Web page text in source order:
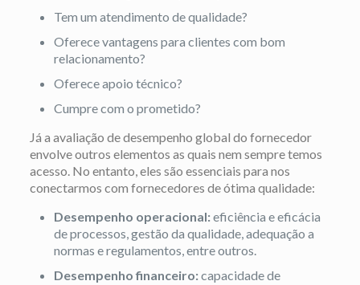
Tem um atendimento de qualidade?
Oferece vantagens para clientes com bom
relacionamento?
Oferece apoio técnico?
Cumpre com o prometido?
Já a avaliação de desempenho global do fornecedor
envolve outros elementos as quais nem sempre temos
acesso. No entanto, eles são essenciais para nos
conectarmos com fornecedores de ótima qualidade:
Desempenho operacional:eficiência e eficácia
de processos, gestão da qualidade, adequação a
normas e regulamentos, entre outros.
Desempenho financeiro:capacidade de